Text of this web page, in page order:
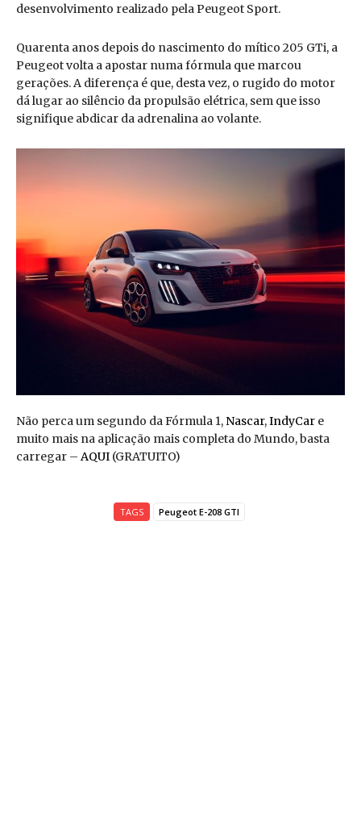
desenvolvimento realizado pela Peugeot Sport.
Quarenta anos depois do nascimento do mítico 205 GTi, a
Peugeot volta a apostar numa fórmula que marcou
gerações. A diferença é que, desta vez, o rugido do motor
dá lugar ao silêncio da propulsão elétrica, sem que isso
signifique abdicar da adrenalina ao volante.
Não perca um segundo da Fórmula 1, Nascar,IndyCar e
muito mais na aplicação mais completa do Mundo, basta
carregar – AQUI (GRATUITO)
TAGS Peugeot E-208 GTI